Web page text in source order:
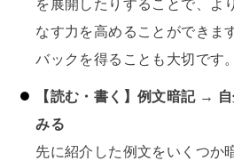
を展開したりすることで、よ
なす力を高めることができま
バックを得ることも大切です。
【読む・書く】例文暗記 →
みる
先に紹介した例文をいくつか